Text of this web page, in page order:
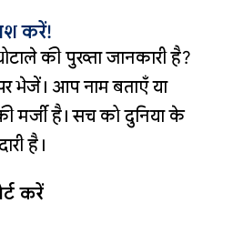
करें!
की पुख्ता जानकारी है?
भेजें। आप नाम बताएँ या
मर्जी है। सच को दुनिया के
है।
करें